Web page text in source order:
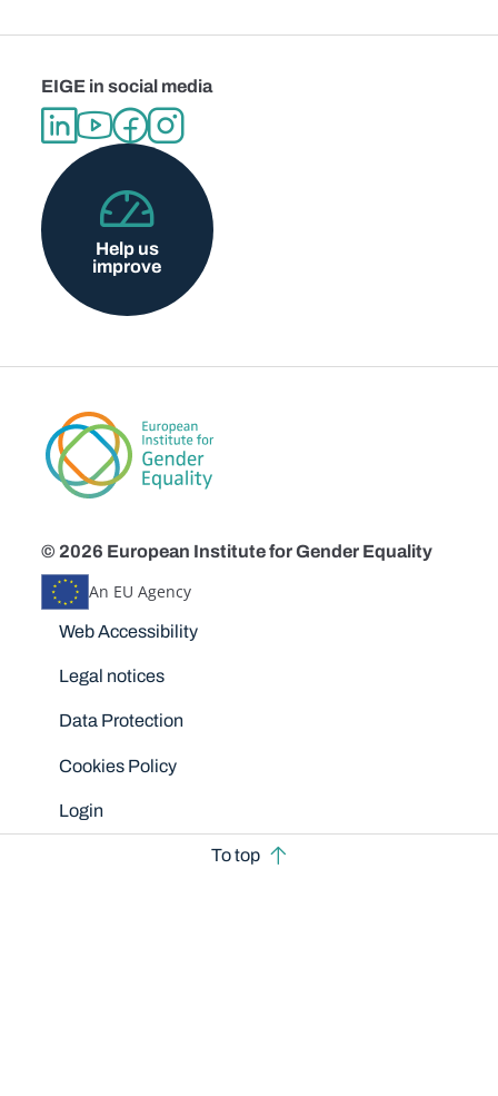
EIGE in social media
Help us
improve
© 2026 European Institute for Gender Equality
An EU Agency
Disclaimers
Web Accessibility
Legal notices
Data Protection
Cookies Policy
Login
To top